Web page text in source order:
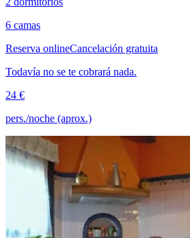
6 camas
Reserva onlineCancelación gratuita
Todavía no se te cobrará nada.
24 €
pers./noche (aprox.)